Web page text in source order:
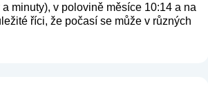
minuty), v polovině měsíce 10:14 a na
říci, že počasí se může v různých